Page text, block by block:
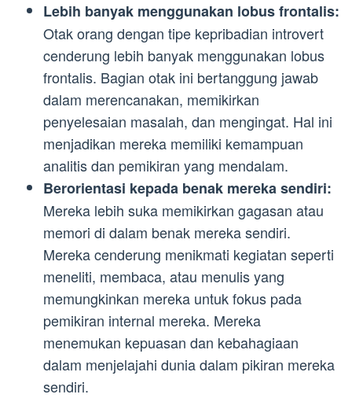
Lebih banyak menggunakan lobus frontalis:
Otak orang dengan tipe kepribadian introvert
cenderung lebih banyak menggunakan lobus
frontalis. Bagian otak ini bertanggung jawab
dalam merencanakan, memikirkan
penyelesaian masalah, dan mengingat. Hal ini
menjadikan mereka memiliki kemampuan
analitis dan pemikiran yang mendalam.
Berorientasi kepada benak mereka sendiri:
Mereka lebih suka memikirkan gagasan atau
memori di dalam benak mereka sendiri.
Mereka cenderung menikmati kegiatan seperti
meneliti, membaca, atau menulis yang
memungkinkan mereka untuk fokus pada
pemikiran internal mereka. Mereka
menemukan kepuasan dan kebahagiaan
dalam menjelajahi dunia dalam pikiran mereka
sendiri.